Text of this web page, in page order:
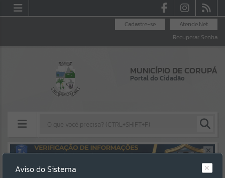
Atende.Net
Cadastre-se
Recuperar Senha
MUNICÍPIO DE CORUPÁ
Portal do Cidadão
Resultados para""
Aviso do Sistema
Erro